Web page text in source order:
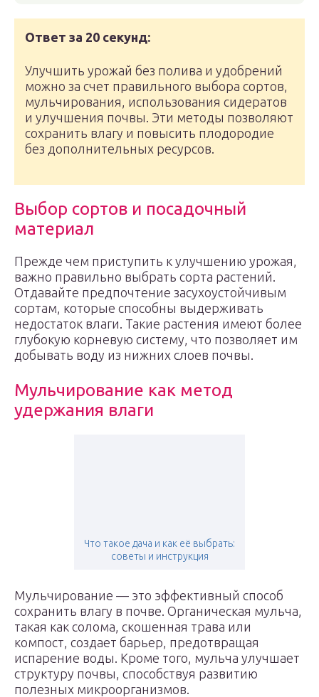
Ответ за 20 секунд:
Улучшить урожай без полива и удобрений
можно за счет правильного выбора сортов,
мульчирования, использования сидератов
и улучшения почвы. Эти методы позволяют
сохранить влагу и повысить плодородие
без дополнительных ресурсов.
Выбор сортов и посадочный
материал
Прежде чем приступить к улучшению урожая,
важно правильно выбрать сорта растений.
Отдавайте предпочтение засухоустойчивым
сортам, которые способны выдерживать
недостаток влаги. Такие растения имеют более
глубокую корневую систему, что позволяет им
добывать воду из нижних слоев почвы.
Мульчирование как метод
удержания влаги
Что такое дача и как её выбрать:
советы и инструкция
Мульчирование — это эффективный способ
сохранить влагу в почве. Органическая мульча,
такая как солома, скошенная трава или
компост, создает барьер, предотвращая
испарение воды. Кроме того, мульча улучшает
структуру почвы, способствуя развитию
полезных микроорганизмов.